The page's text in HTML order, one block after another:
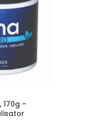
170g –